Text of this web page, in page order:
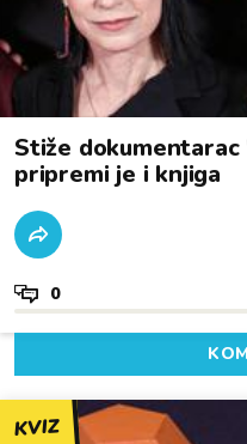
Stiže
pripremi je i knjiga
0
KVIZ